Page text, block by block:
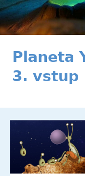
Planeta
3. vstup